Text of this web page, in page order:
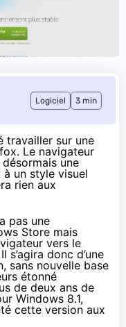
Logiciel 3 min
travailler sur une
Le navigateur
une
un style visuel
rien aux
pas une
Store mais
vers le
donc d’une
sans nouvelle base
étonné
de deux ans de
Windows 8.1,
cette version aux